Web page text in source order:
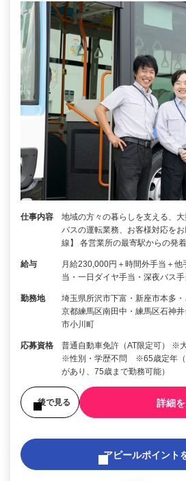
仕事内容
地域の方々の暮らしを支える、
バスの運転業務、お客様対応を
線】 各営業所の最寄駅からの発
給与
月給230,000円＋時間外手当＋
当・一日ダイヤ手当・深夜バス手
勤務地
埼玉県所沢市下富・新座市本多
京都練馬区南田中・練馬区石神
市小川町
応募資格
普通自動車免許（AT限定可） ※
※性別・学歴不問 ※65歳定年（
があり、75歳まで勤務可能）
後で見る 詳細
アピールポイント